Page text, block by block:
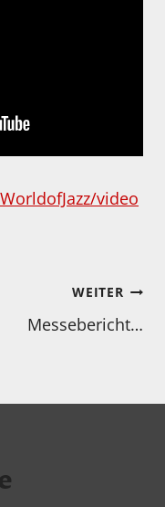
video
WEITER
Messebericht…